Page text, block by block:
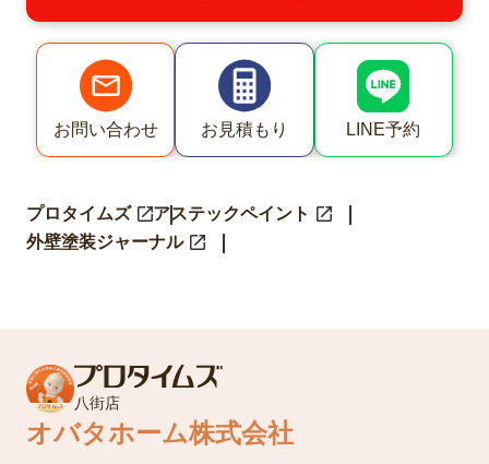
お問い合わせ お見積もり LINE予約
プロタイムズ
アステックペイント
外壁塗装ジャーナル
八街店
オバタホーム株式会社